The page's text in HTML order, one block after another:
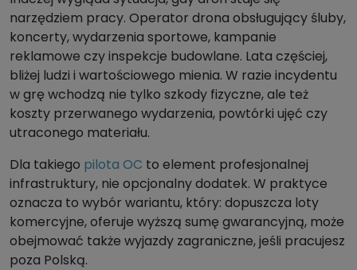
narzędziem pracy. Operator drona obsługujący śluby,
koncerty, wydarzenia sportowe, kampanie
reklamowe czy inspekcje budowlane. Lata częściej,
bliżej ludzi i wartościowego mienia. W razie incydentu
w grę wchodzą nie tylko szkody fizyczne, ale też
koszty przerwanego wydarzenia, powtórki ujęć czy
utraconego materiału.
Dla takiego pilota OC to element profesjonalnej
infrastruktury, nie opcjonalny dodatek. W praktyce
oznacza to wybór wariantu, który: dopuszcza loty
komercyjne, oferuje wyższą sumę gwarancyjną, może
obejmować także wyjazdy zagraniczne, jeśli pracujesz
poza Polską.